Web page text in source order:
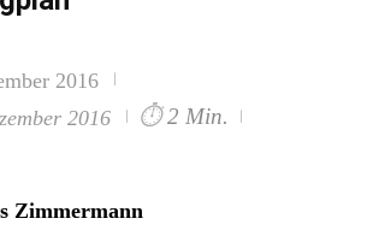
2016
2016 ⏱ 2 Min.
Zimmermann